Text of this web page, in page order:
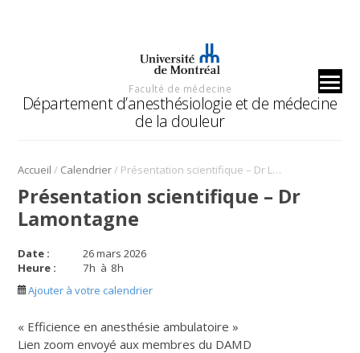
Faculté de médecine
Département d’anesthésiologie et de médecine
de la douleur
Accueil / Calendrier/ Présentation scientifique – Dr Lamontagne
Présentation scientifique – Dr
Lamontagne
Date :
26 mars 2026
Heure :
7h à 8h
Ajouter à votre calendrier
« Efficience en anesthésie ambulatoire »
Lien zoom envoyé aux membres du DAMD